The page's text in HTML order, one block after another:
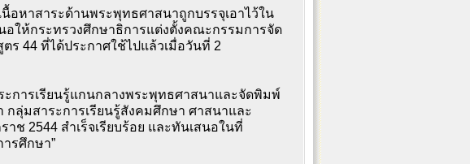
อหาสาระด้านพระพุทธศาสนาถูกบรรจุเอาไว้ใน
อให้กระทรวงศึกษาธิการแต่งตั้งคณะกรรมการจัด
ร 44 ที่ได้ประกาศใช้ไปแล้วเมื่อวันที่ 2
การเรียนรู้แกนกลางพระพุทธศาสนาและจัดพิมพ์
กลุ่มสาระการเรียนรู้สังคมศึกษา ศาสนาและ
2544 สำเร็จเรียบร้อย และทันเสนอในที่
รศึกษา”